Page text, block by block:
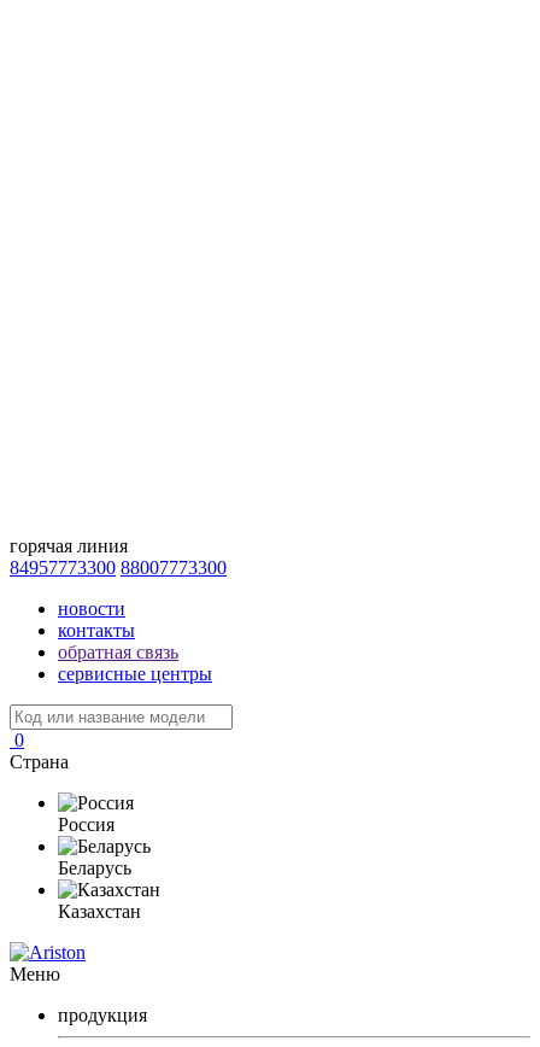
горячая линия
84957773300 88007773300
новости
контакты
обратная связь
сервисные центры
0
Страна
Россия
Беларусь
Казахстан
Меню
продукция